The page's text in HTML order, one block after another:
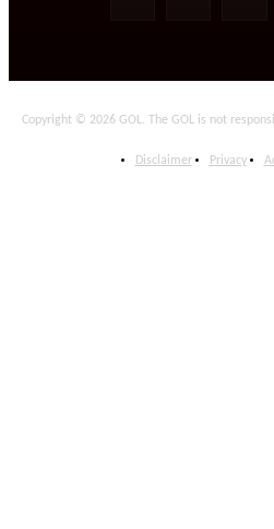
Copyright © 2026 GOL. The GOL is not
Disclaimer Privacy